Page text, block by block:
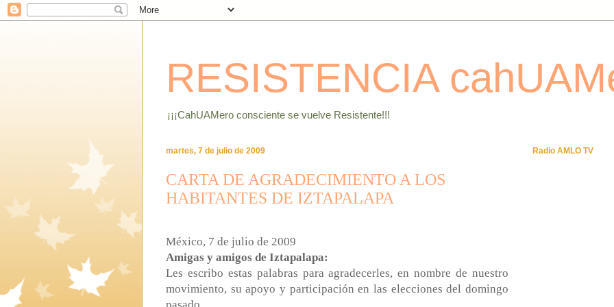
RESISTENCIA
¡¡¡CahUAMero consciente se vuelve Resistente!!!
martes, 7 de julio de 2009
CARTA DE AGRADECIMIENTO A LOS
HABITANTES DE IZTAPALAPA
México, 7 de julio de 2009
Amigas y amigos de Iztapalapa:
Les escribo estas palabras para agradecerles, en nombre de nuestro
movimiento, su apoyo y participación en las elecciones del domingo
pasado.
Radio AMLO TV